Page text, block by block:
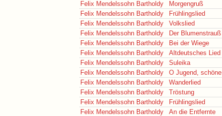
Felix Mendelssohn Bartholdy
Morgengruß
Felix Mendelssohn Bartholdy
Frühlingslied
Felix Mendelssohn Bartholdy
Volkslied
Felix Mendelssohn Bartholdy
Der Blumenstrauß
Felix Mendelssohn Bartholdy
Bei der Wiege
Felix Mendelssohn Bartholdy
Altdeutsches Lied
Felix Mendelssohn Bartholdy
Suleika
Felix Mendelssohn Bartholdy
O Jugend,
Felix Mendelssohn Bartholdy
Wanderlied
Felix Mendelssohn Bartholdy
Tröstung
Felix Mendelssohn Bartholdy
Frühlingslied
Felix Mendelssohn Bartholdy
An die Entfernte